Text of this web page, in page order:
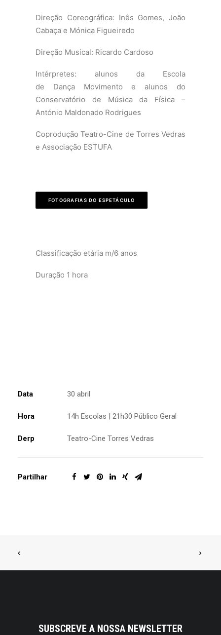
Direção Coreográfica: Inês Gomes, João
Cabaça e Mónica Figueiredo
Direção Musical: Ricardo Cardoso
Intérpretes: alunos da Escola
de Dança Movimento e alunos do
Conservatório de Música da Física –
António Maldonado Rodrigues
Coprodução Teatro-Cine de Torres Vedras
e Associação ESTUFA
FOTOGRAFIAS DO ESPETÁCULO
Classificação etária m/6 anos
Duração 1 hora
Data 30 abril
Hora 14h Escolas | 21h30 Público Geral
Derp Teatro-Cine Torres Vedras
Partilhar
SUBSCREVE A NOSSA NEWSLETTER